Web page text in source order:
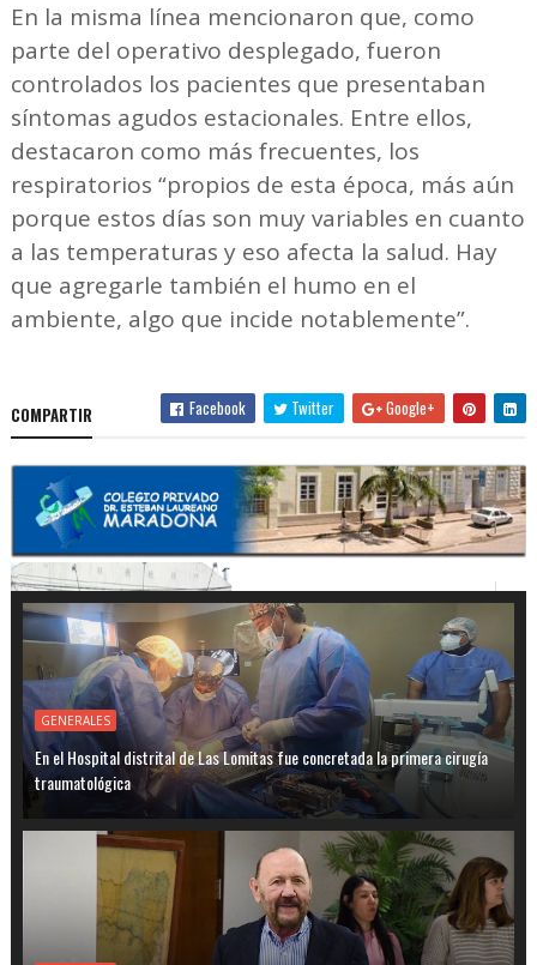
En la misma línea mencionaron que, como
parte del operativo desplegado, fueron
controlados los pacientes que presentaban
síntomas agudos estacionales. Entre ellos,
destacaron como más frecuentes, los
respiratorios “propios de esta época, más aún
porque estos días son muy variables en cuanto
a las temperaturas y eso afecta la salud. Hay
que agregarle también el humo en el
ambiente, algo que incide notablemente”.
COMPARTIR Facebook Twitter Google+
GENERALES
En el Hospital distrital de Las Lomitas fue concretada la primera cirugía
traumatológica